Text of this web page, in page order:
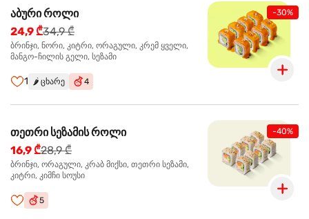
-30%
აბური როლი
24,9 ₾34,9 ₾
ბრინჯი, ნორი, კიტრი, ორაგული, კრემ ყველი,
მანგო-ჩილის გელი, სეზამი
1 🌶️ ცხარე 4
-40%
თეთრი სეზამის როლი
16,9 ₾28,9 ₾
ბრინჯი, ორაგული, კრაბ მიქსი, თეთრი სეზამი,
კიტრი, კიმჩი სოუსი
5